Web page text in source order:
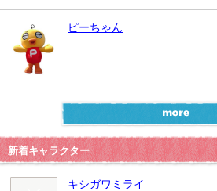
ピーちゃん
新着キャラクター
キシガワミライ